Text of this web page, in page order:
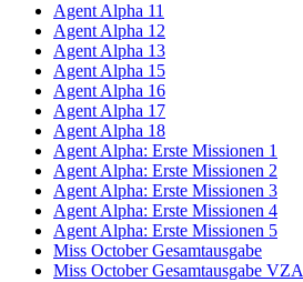
Agent Alpha 11
Agent Alpha 12
Agent Alpha 13
Agent Alpha 15
Agent Alpha 16
Agent Alpha 17
Agent Alpha 18
Agent Alpha: Erste Missionen 1
Agent Alpha: Erste Missionen 2
Agent Alpha: Erste Missionen 3
Agent Alpha: Erste Missionen 4
Agent Alpha: Erste Missionen 5
Miss October Gesamtausgabe
Miss October Gesamtausgabe VZA